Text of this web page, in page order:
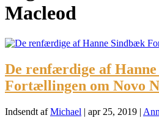
Macleod
De renfærdige af
Fortællingen om Novo
Indsendt afMichael | apr 25, 2019 |